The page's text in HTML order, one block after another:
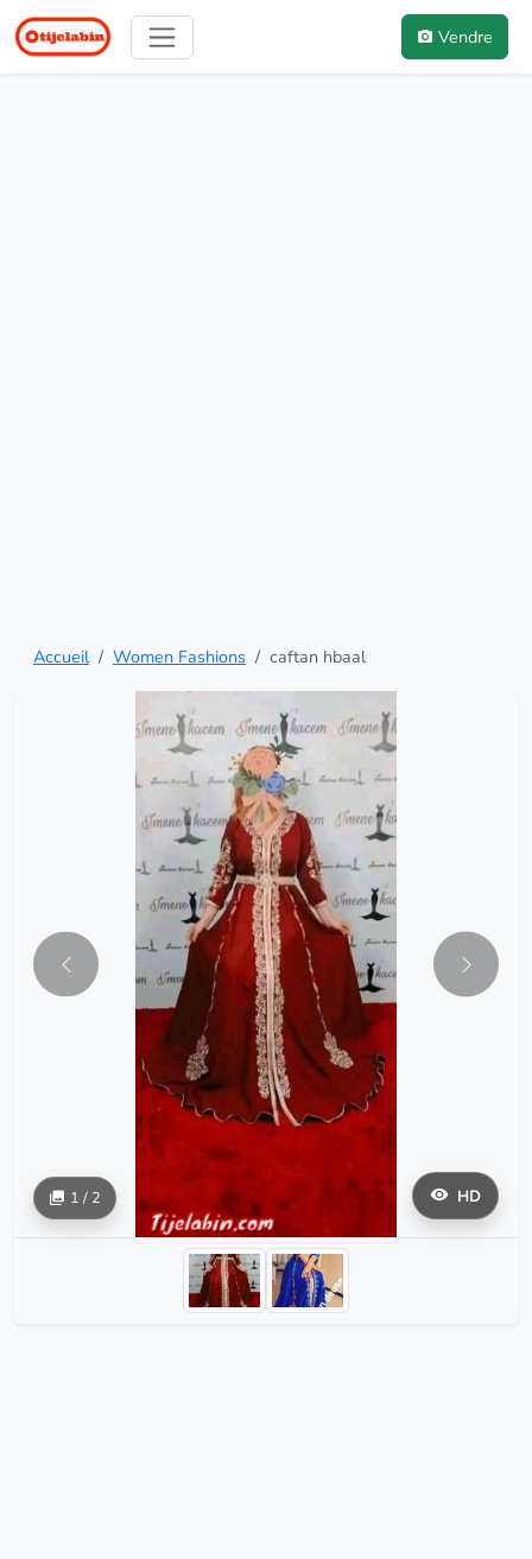
Vendre
Accueil Women Fashions caftan hbaal
HD
1 / 2